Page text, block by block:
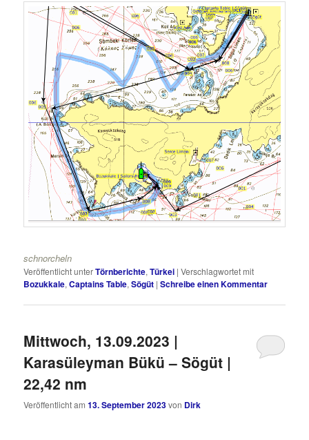
schnorcheln
Veröffentlicht unterTörnberichte,Türkei |Verschlagwortet mit
Bozukkale,Captains Table,Sögüt |Schreibe einen Kommentar
Mittwoch, 13.09.2023 |
Karasüleyman Bükü – Sögüt |
22,42 nm
Veröffentlicht am13. September 2023von Dirk